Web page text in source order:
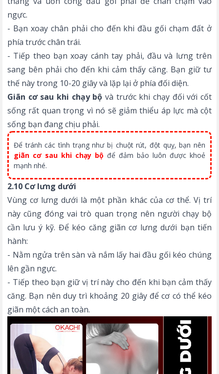
ngực.
- Bạn xoay chân phải cho đến khi đầu gối chạm đất ở
phía trước chân trái.
- Tiếp theo bạn xoay cánh tay phải, đầu và lưng trên
sang bên phải cho đến khi cảm thấy căng. Bạn giữ tư
thế này trong 10-20 giây và lặp lại ở phía đối diện.
Giãn cơ sau khi chạy bộ và trước khi chạy đối với cốt
sống rất quan trọng vì nó sẽ giảm thiểu áp lực mà cột
sống bạn đang chịu phải.
Để tránh các tình trạng như bị chuột rút, đột quỵ, bạn nên
giãn cơ sau khi chạy bộ để đảm bảo luôn được khoẻ
mạnh nhé.
2.10 Cơ lưng dưới
Vùng cơ lưng dưới là một phần khác của cơ thể. Vị trí
này cũng đóng vai trò quan trọng nên người chạy bộ
cần lưu ý kỹ. Để kéo căng giãn cơ lưng dưới bạn tiến
hành:
- Nằm ngửa trên sàn và nắm lấy hai đầu gối kéo chúng
lên gần ngực.
- Tiếp theo bạn giữ vị trí này cho đến khi bạn cảm thấy
căng. Bạn nên duy trì khoảng 20 giây để cơ có thể kéo
giãn một cách an toàn.